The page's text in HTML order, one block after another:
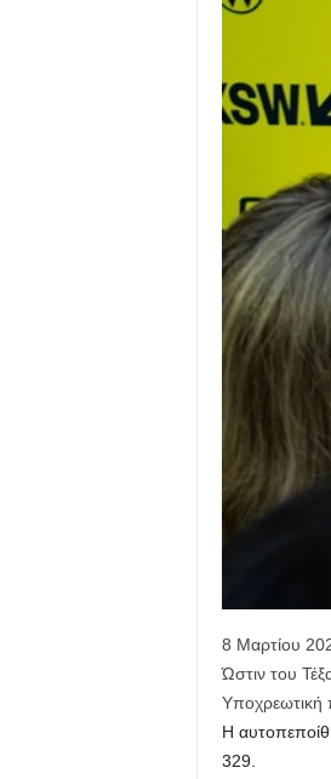
8 Μαρτίου
Ώστιν του
Υποχρεωτική
Η
329.